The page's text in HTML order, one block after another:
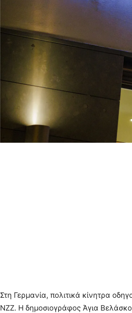
Στη Γερμανία, πολιτικά κίνητρα
NZZ. Η δημοσιογράφος Άγια